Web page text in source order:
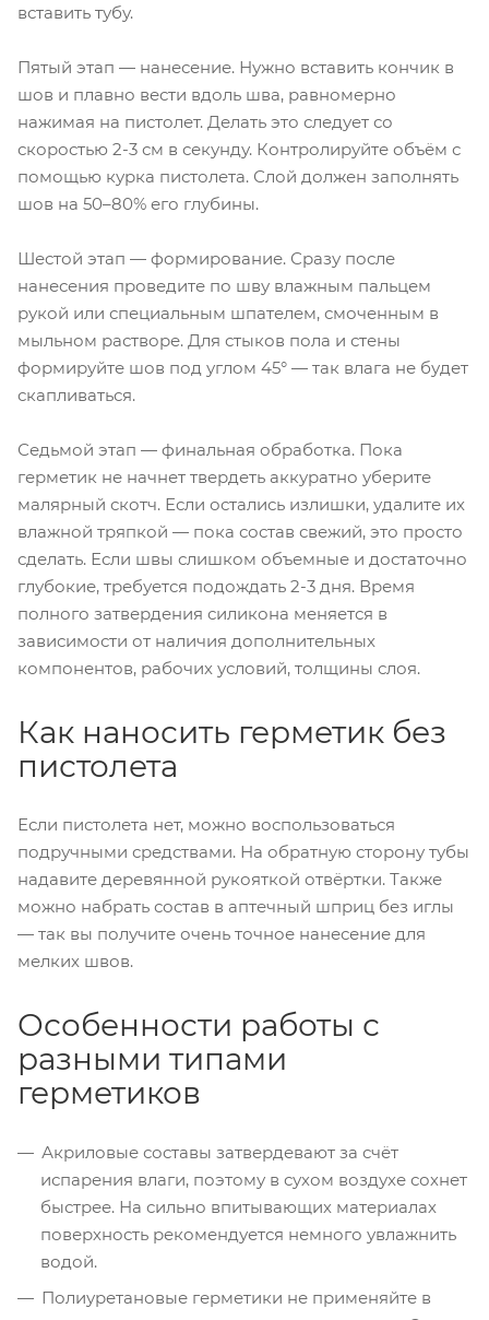
вставить тубу.
Пятый этап — нанесение. Нужно вставить кончик в
шов и плавно вести вдоль шва, равномерно
нажимая на пистолет. Делать это следует со
скоростью 2-3 см в секунду. Контролируйте объём с
помощью курка пистолета. Слой должен заполнять
шов на 50–80% его глубины.
Шестой этап — формирование. Сразу после
нанесения проведите по шву влажным пальцем
рукой или специальным шпателем, смоченным в
мыльном растворе. Для стыков пола и стены
формируйте шов под углом 45° — так влага не будет
скапливаться.
Седьмой этап — финальная обработка. Пока
герметик не начнет твердеть аккуратно уберите
малярный скотч. Если остались излишки, удалите их
влажной тряпкой — пока состав свежий, это просто
сделать. Если швы слишком объемные и достаточно
глубокие, требуется подождать 2-3 дня. Время
полного затвердения силикона меняется в
зависимости от наличия дополнительных
компонентов, рабочих условий, толщины слоя.
Как наносить герметик без
пистолета
Если пистолета нет, можно воспользоваться
подручными средствами. На обратную сторону тубы
надавите деревянной рукояткой отвёртки. Также
можно набрать состав в аптечный шприц без иглы
— так вы получите очень точное нанесение для
мелких швов.
Особенности работы с
разными типами
герметиков
Акриловые составы затвердевают за счёт
испарения влаги, поэтому в сухом воздухе сохнет
быстрее. На сильно впитывающих материалах
поверхность рекомендуется немного увлажнить
водой.
Полиуретановые герметики не применяйте в